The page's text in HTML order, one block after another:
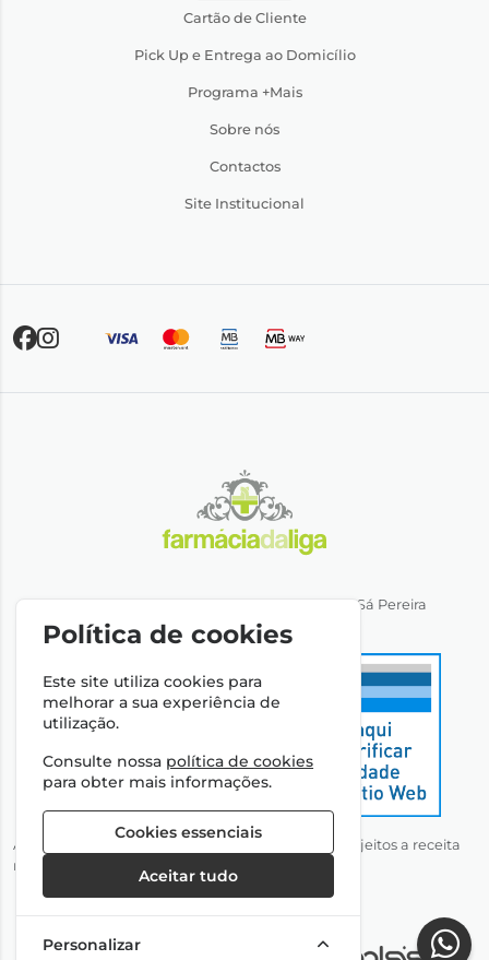
Cartão de Cliente
Pick Up e Entrega ao Domicílio
Programa +Mais
Sobre nós
Contactos
Site Institucional
Direção Técnica: Dra. Ana Rita Miranda de Sá Pereira
NIPC: 501064974
Autorizado a disponibilizar medicamentos não sujeitos a receita
médica através da Internet pelo Infarmed, I.P.
Política de cookies
Este site utiliza cookies para
melhorar a sua experiência de
utilização.
Consulte nossa política de cookies
para obter mais informações.
Cookies essenciais
Aceitar tudo
Personalizar